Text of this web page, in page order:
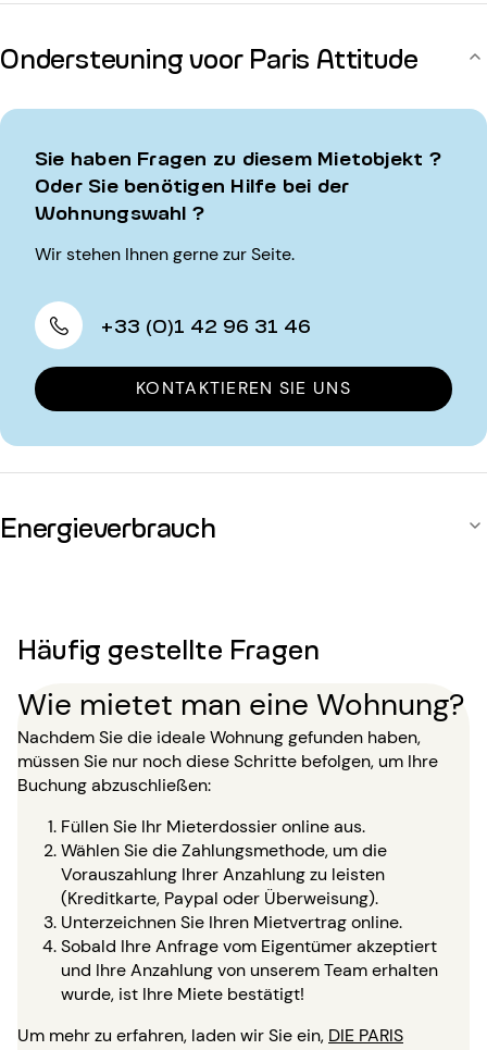
Ondersteuning voor Paris Attitude
Sie haben Fragen zu diesem Mietobjekt ?
Oder Sie benötigen Hilfe bei der
Wohnungswahl ?
Wir stehen Ihnen gerne zur Seite.
+33 (0)1 42 96 31 46
KONTAKTIEREN SIE UNS
Energieverbrauch
Häufig gestellte Fragen
Wie mietet man eine Wohnung?
Nachdem Sie die ideale Wohnung gefunden haben,
müssen Sie nur noch diese Schritte befolgen, um Ihre
Buchung abzuschließen:
Füllen Sie Ihr Mieterdossier online aus.
Wählen Sie die Zahlungsmethode, um die
Vorauszahlung Ihrer Anzahlung zu leisten
(Kreditkarte, Paypal oder Überweisung).
Unterzeichnen Sie Ihren Mietvertrag online.
Sobald Ihre Anfrage vom Eigentümer akzeptiert
und Ihre Anzahlung von unserem Team erhalten
wurde, ist Ihre Miete bestätigt!
Um mehr zu erfahren, laden wir Sie ein, DIE PARIS